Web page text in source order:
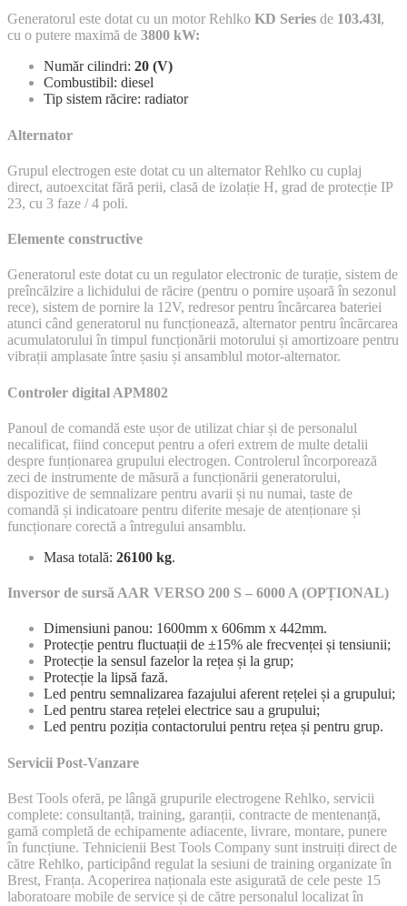
Generatorul este dotat cu un motor Rehlko KD Series de 103.43l,
cu o putere maximă de 3800 kW:
Număr cilindri: 20 (V)
Combustibil: diesel
Tip sistem răcire: radiator
Alternator
Grupul electrogen este dotat cu un alternator Rehlko cu cuplaj
direct, autoexcitat fără perii, clasă de izolație H, grad de protecție IP
23, cu 3 faze / 4 poli.
Elemente constructive
Generatorul este dotat cu un regulator electronic de turație, sistem de
preîncălzire a lichidului de răcire (pentru o pornire ușoară în sezonul
rece), sistem de pornire la 12V, redresor pentru încărcarea bateriei
atunci când generatorul nu funcționează, alternator pentru încărcarea
acumulatorului în timpul funcționării motorului și amortizoare pentru
vibrații amplasate între șasiu și ansamblul motor-alternator.
Controler digital APM802
Panoul de comandă este ușor de utilizat chiar și de personalul
necalificat, fiind conceput pentru a oferi extrem de multe detalii
despre funționarea grupului electrogen. Controlerul încorporează
zeci de instrumente de măsură a funcționării generatorului,
dispozitive de semnalizare pentru avarii și nu numai, taste de
comandă și indicatoare pentru diferite mesaje de atenționare și
funcționare corectă a întregului ansamblu.
Masa totală: 26100 kg.
Inversor de sursă AAR VERSO 200 S – 6000 A (OPȚIONAL)
Dimensiuni panou: 1600mm x 606mm x 442mm.
Protecție pentru fluctuații de ±15% ale frecvenței și tensiunii;
Protecție la sensul fazelor la rețea și la grup;
Protecție la lipsă fază.
Led pentru semnalizarea fazajului aferent rețelei și a grupului;
Led pentru starea rețelei electrice sau a grupului;
Led pentru poziția contactorului pentru rețea și pentru grup.
Servicii Post-Vanzare
Best Tools oferă, pe lângă grupurile electrogene Rehlko, servicii
complete: consultanță, training, garanții, contracte de mentenanță,
gamă completă de echipamente adiacente, livrare, montare, punere
în funcțiune. Tehnicienii Best Tools Company sunt instruiți direct de
către Rehlko, participând regulat la sesiuni de training organizate în
Brest, Franța. Acoperirea naționala este asigurată de cele peste 15
laboratoare mobile de service și de către personalul localizat în